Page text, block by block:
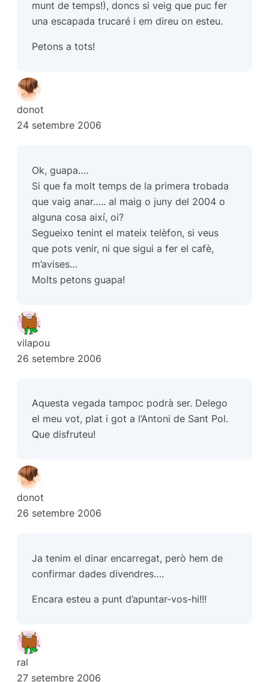
munt de temps!), doncs si veig que puc fer
una escapada trucaré i em direu on esteu.
Petons a tots!
donot
24 setembre 2006
Ok, guapa….
Si que fa molt temps de la primera trobada
que vaig anar….. al maig o juny del 2004 o
alguna cosa així, oi?
Segueixo tenint el mateix telèfon, si veus
que pots venir, ni que sigui a fer el cafè,
m’avises…
Molts petons guapa!
vilapou
26 setembre 2006
Aquesta vegada tampoc podrà ser. Delego
el meu vot, plat i got a l’Antoni de Sant Pol.
Que disfruteu!
donot
26 setembre 2006
Ja tenim el dinar encarregat, però hem de
confirmar dades divendres….
Encara esteu a punt d’apuntar-vos-hi!!!
ral
27 setembre 2006